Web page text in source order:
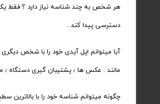
دسترسی پیدا کند .
مانند : عکس ها ٫ پشتیبان گیری دستگاه ٫ مخاطبین دسترسی پیدا کنند . به اشتراک گذاری شناسه اپل بدان معنی است که به آنها اجازه دسترسی به تمام محتوای شخصی خود را میدهید .